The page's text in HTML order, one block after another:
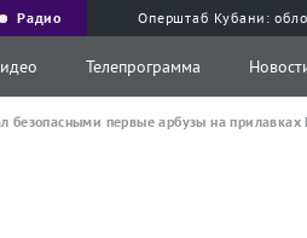
Радио Оперштаб Кубани:
Телепрограмма
безопасными первые арбузы на прилавках